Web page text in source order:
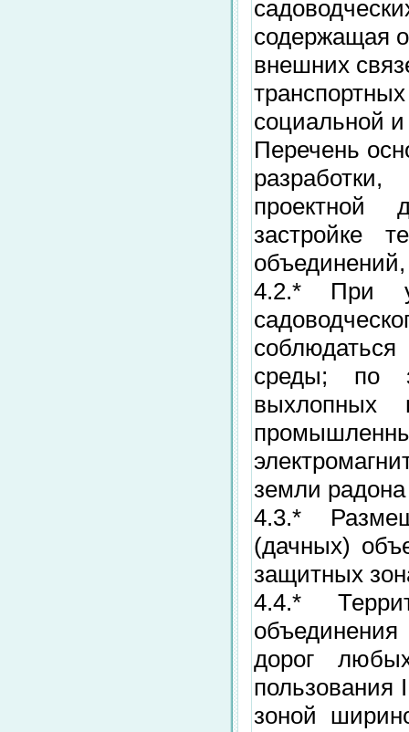
содержащая
внешних
социальной
Перечень
проектной
застройке
4.2.* При
среды; по
выхлопных
земли радона
4.3.*
(дачных)
защитных
4.4.*
дорог
пользования
зоной